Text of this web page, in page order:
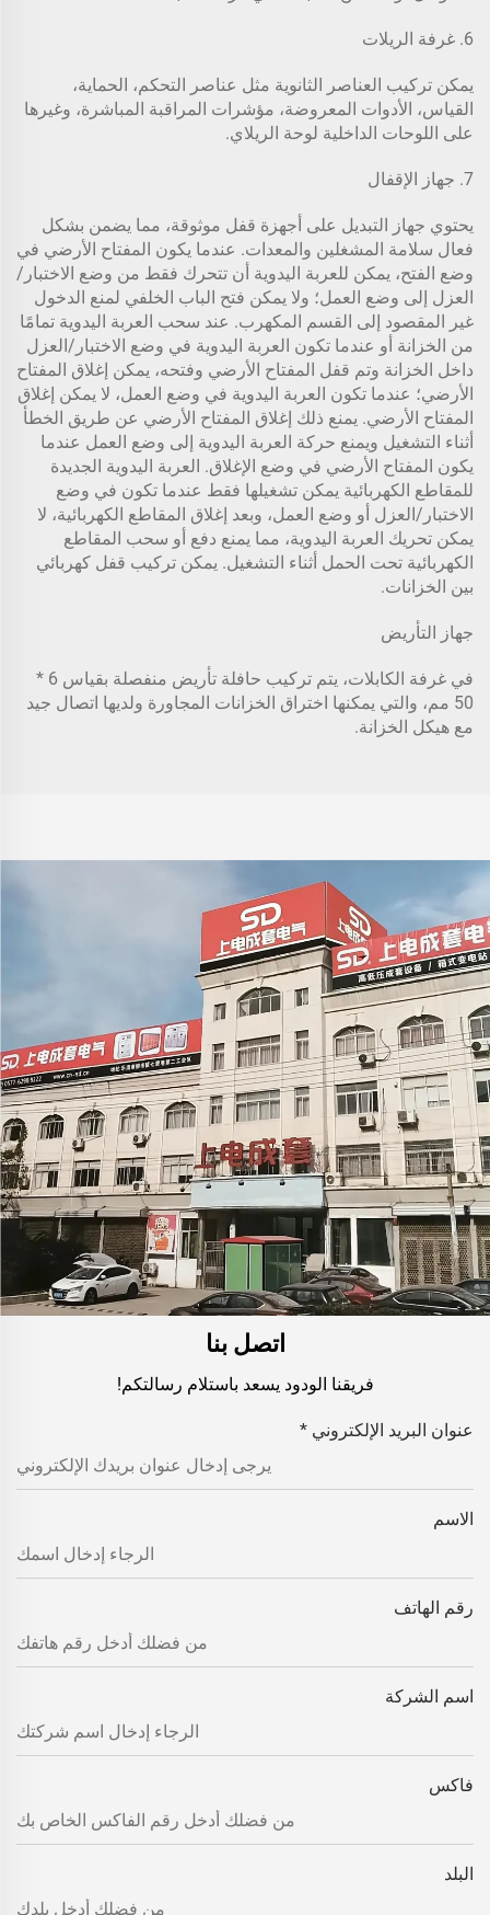
6. غرفة الريلات
يمكن تركيب العناصر الثانوية مثل عناصر التحكم، الحماية،
القياس، الأدوات المعروضة، مؤشرات المراقبة المباشرة، وغيرها
على اللوحات الداخلية لوحة الريلاي.
7. جهاز الإقفال
يحتوي جهاز التبديل على أجهزة قفل موثوقة، مما يضمن بشكل
فعال سلامة المشغلين والمعدات. عندما يكون المفتاح الأرضي في
وضع الفتح، يمكن للعربة اليدوية أن تتحرك فقط من وضع الاختبار/
العزل إلى وضع العمل؛ ولا يمكن فتح الباب الخلفي لمنع الدخول
غير المقصود إلى القسم المكهرب. عند سحب العربة اليدوية تمامًا
من الخزانة أو عندما تكون العربة اليدوية في وضع الاختبار/العزل
داخل الخزانة وتم قفل المفتاح الأرضي وفتحه، يمكن إغلاق المفتاح
الأرضي؛ عندما تكون العربة اليدوية في وضع العمل، لا يمكن إغلاق
المفتاح الأرضي. يمنع ذلك إغلاق المفتاح الأرضي عن طريق الخطأ
أثناء التشغيل ويمنع حركة العربة اليدوية إلى وضع العمل عندما
يكون المفتاح الأرضي في وضع الإغلاق. العربة اليدوية الجديدة
للمقاطع الكهربائية يمكن تشغيلها فقط عندما تكون في وضع
الاختبار/العزل أو وضع العمل، وبعد إغلاق المقاطع الكهربائية، لا
يمكن تحريك العربة اليدوية، مما يمنع دفع أو سحب المقاطع
الكهربائية تحت الحمل أثناء التشغيل. يمكن تركيب قفل كهربائي
بين الخزانات.
جهاز التأريض
في غرفة الكابلات، يتم تركيب حافلة تأريض منفصلة بقياس 6 *
50 مم، والتي يمكنها اختراق الخزانات المجاورة ولديها اتصال جيد
مع هيكل الخزانة.
اتصل بنا
فريقنا الودود يسعد باستلام رسالتكم!
عنوان البريد الإلكتروني *
الاسم
رقم الهاتف
اسم الشركة
فاكس
البلد